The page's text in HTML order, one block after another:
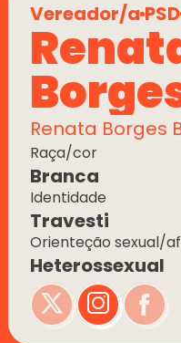
Vereador/a PSD
Renata Borges
Branca
Raça/cor
Travesti
Identidade
Heterossexual
Orienteção sexual/